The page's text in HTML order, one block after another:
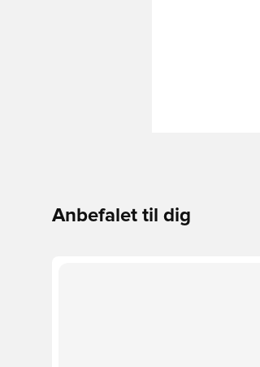
Anbefalet til dig